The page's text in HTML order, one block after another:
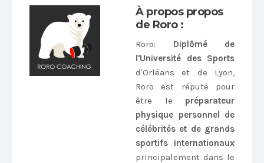
À propos propos
de Roro :
Roro: Diplômé de
l'Université des Sports
d'Orléans et de Lyon,
Roro est réputé pour
être le préparateur
physique personnel de
célébrités et de grands
sportifs internationaux
principalement dans le